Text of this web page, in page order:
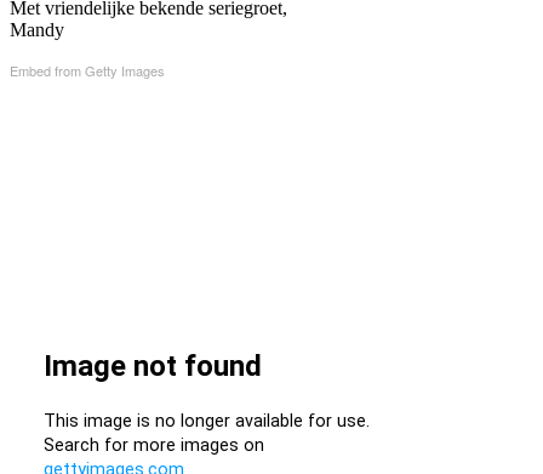
Met vriendelijke bekende seriegroet,
Mandy
Embed from Getty Images